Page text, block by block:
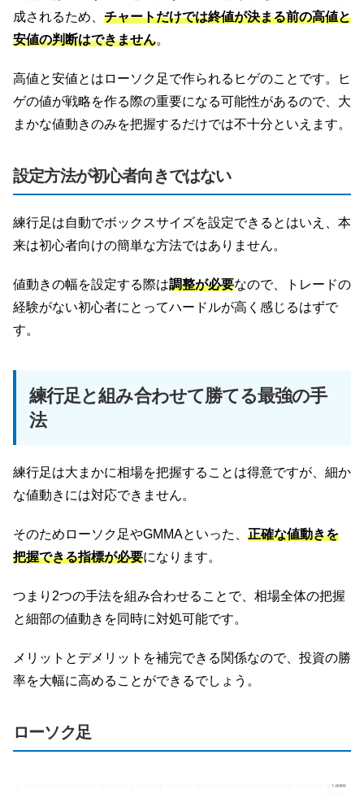
成されるため、 チャートだけでは終値が決まる前の高値と
安値の判断はできません。
高値と安値とはローソク足で作られるヒゲのことです。ヒ
ゲの値が戦略を作る際の重要になる可能性があるので、大
まかな値動きのみを把握するだけでは不十分といえます。
設定方法が初心者向きではない
練行足は自動でボックスサイズを設定できるとはいえ、本
来は初心者向けの簡単な方法ではありません。
値動きの幅を設定する際は調整が必要なので、トレードの
経験がない初心者にとってハードルが高く感じるはずで
す。
練行足と組み合わせて勝てる最強の手
法
練行足は大まかに相場を把握することは得意ですが、細か
な値動きには対応できません。
そのためローソク足やGMMAといった、 正確な値動きを
把握できる指標が必要になります。
つまり2つの手法を組み合わせることで、相場全体の把握
と細部の値動きを同時に対処可能です。
メリットとデメリットを補完できる関係なので、投資の勝
率を大幅に高めることができるでしょう。
ローソク足